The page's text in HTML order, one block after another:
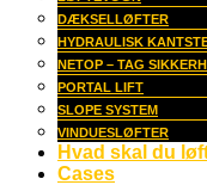
DÆKSELLØFTER
HYDRAULISK
NETOP – TAG
PORTAL LIFT
SLOPE SYSTEM
VINDUESLØFTER
Hvad skal du
Cases